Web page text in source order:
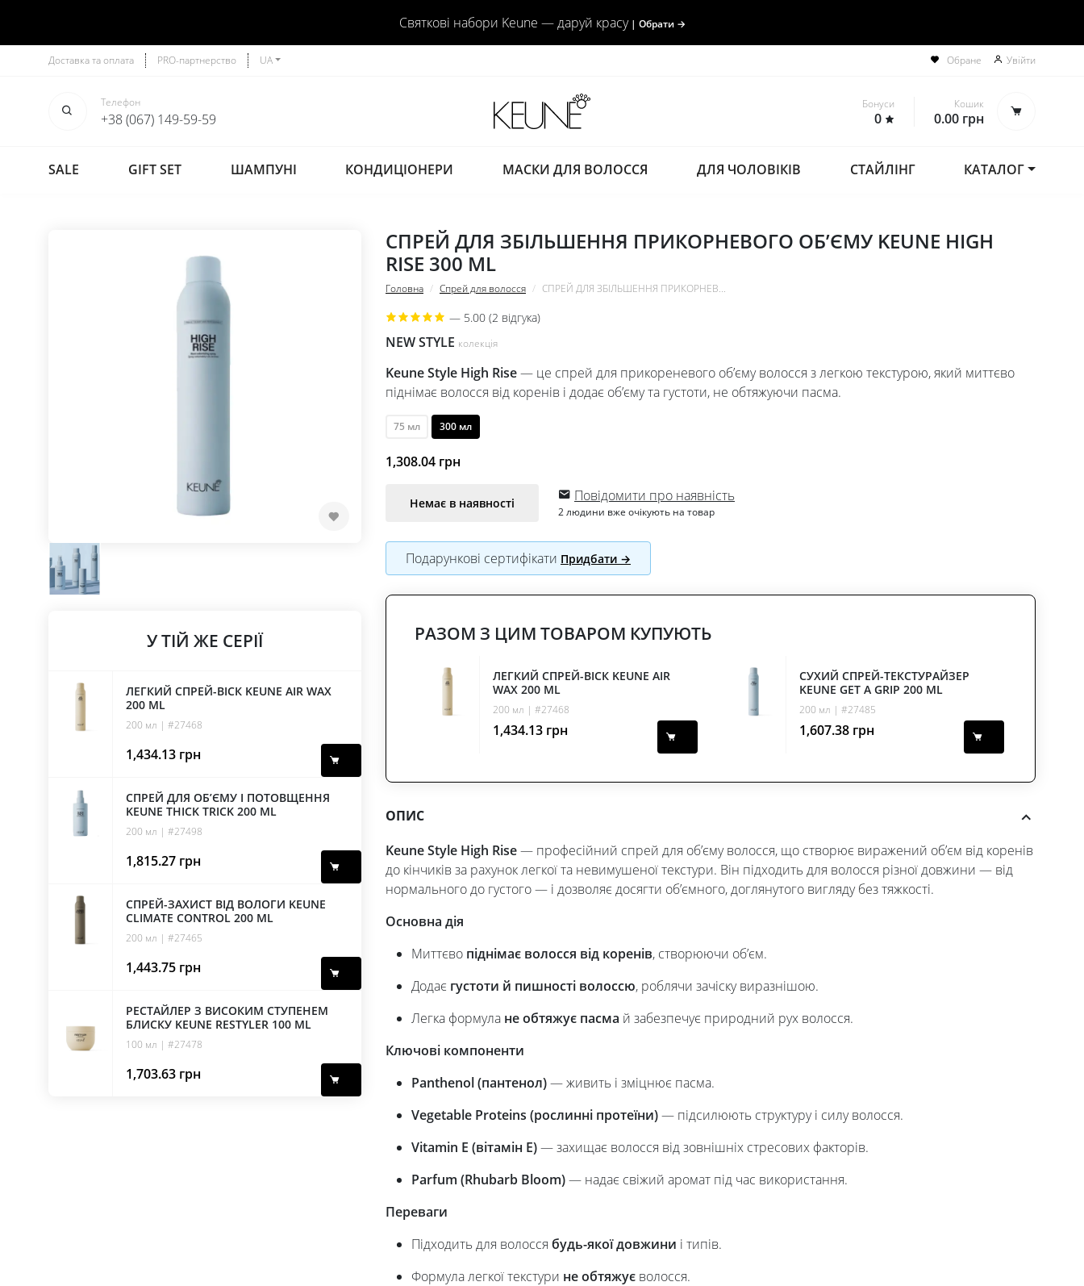
Доставка та оплата PRO-партнерство UA Обране Увійти
Телефон
+38 (067) 149-59-59
Бонуси
0
Кошик
0.00 грн
SALE GIFT SET ШАМПУНІ КОНДИЦІОНЕРИ МАСКИ ДЛЯ ВОЛОССЯ ДЛЯ ЧОЛОВІКІВ СТАЙЛІНГ КАТАЛОГ
Святкові набори Keune — даруй красу| Обрати→
У ТІЙ ЖЕ СЕРІЇ
ЛЕГКИЙ СПРЕЙ-ВІСК KEUNE AIR WAX
200 ML
200 мл | #27468
1,434.13 грн
СПРЕЙ ДЛЯ ОБ’ЄМУ І ПОТОВЩЕННЯ
KEUNE THICK TRICK 200 ML
200 мл | #27498
1,815.27 грн
СПРЕЙ-ЗАХИСТ ВІД ВОЛОГИ KEUNE
CLIMATE CONTROL 200 ML
200 мл | #27465
1,443.75 грн
РЕСТАЙЛЕР З ВИСОКИМ СТУПЕНЕМ
БЛИСКУ KEUNE RESTYLER 100 ML
100 мл | #27478
1,703.63 грн
СПРЕЙ ДЛЯ ЗБІЛЬШЕННЯ ПРИКОРНЕВОГО ОБ’ЄМУ KEUNE HIGH
RISE 300 ML
Головна Спрей для волосся СПРЕЙ ДЛЯ ЗБІЛЬШЕННЯ ПРИКОРНЕВ...
— 5.00 (2 відгука)
NEW STYLE колекція
Keune Style High Rise— це спрей для прикореневого об’єму волосся з легкою текстурою, який миттєво
піднімає волосся від коренів і додає об’єму та густоти, не обтяжуючи пасма.
75 мл 300 мл
1,308.04 грн
Немає в наявності Повідомити про наявність
2 людини вже очікують на товар
Подарункові сертифікати Придбати →
РАЗОМ З ЦИМ ТОВАРОМ КУПУЮТЬ
ЛЕГКИЙ СПРЕЙ-ВІСК KEUNE AIR
WAX 200 ML
200 мл | #27468
1,434.13 грн
СУХИЙ СПРЕЙ-ТЕКСТУРАЙЗЕР
KEUNE GET A GRIP 200 ML
200 мл | #27485
1,607.38 грн
ОПИС
Keune Style High Rise— професійний спрей для об’єму волосся, що створює виражений об’єм від коренів
до кінчиків за рахунок легкої та невимушеної текстури. Він підходить для волосся різної довжини — від
нормального до густого — і дозволяє досягти об’ємного, доглянутого вигляду без тяжкості.
Основна дія
Миттєво піднімає волосся від коренів, створюючи об’єм.
Додає густоти й пишності волоссю, роблячи зачіску виразнішою.
Легка формула не обтяжує пасма й забезпечує природний рух волосся.
Ключові компоненти
Panthenol (пантенол)— живить і зміцнює пасма.
Vegetable Proteins (рослинні протеїни)— підсилюють структуру і силу волосся.
Vitamin E (вітамін E)— захищає волосся від зовнішніх стресових факторів.
Parfum (Rhubarb Bloom)— надає свіжий аромат під час використання.
Переваги
Підходить для волосся будь-якої довжини і типів.
Формула легкої текстури не обтяжує волосся.